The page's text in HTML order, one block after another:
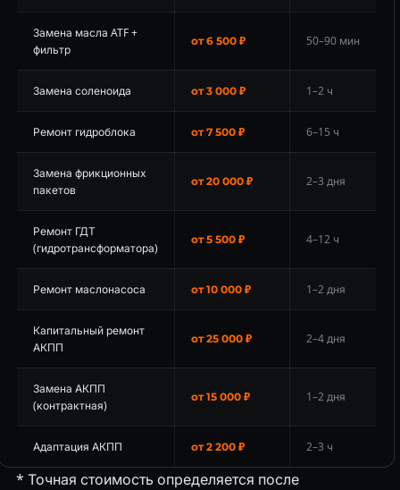
Замена масла ATF +
фильтр
от 6 500 ₽ 50–90 мин
Замена соленоида от 3 000 ₽ 1–2 ч
Ремонт гидроблока от 7 500 ₽ 6–15 ч
Замена фрикционных
пакетов
от 20 000 ₽ 2–3 дня
Ремонт ГДТ
(гидротрансформатора)
от 5 500 ₽ 4–12 ч
Ремонт маслонасоса от 10 000 ₽ 1–2 дня
Капитальный ремонт
АКПП
от 25 000 ₽ 2–4 дня
Замена АКПП
(контрактная)
от 15 000 ₽ 1–2 дня
Адаптация АКПП от 2 200 ₽ 2–3 ч
* Точная стоимость определяется после